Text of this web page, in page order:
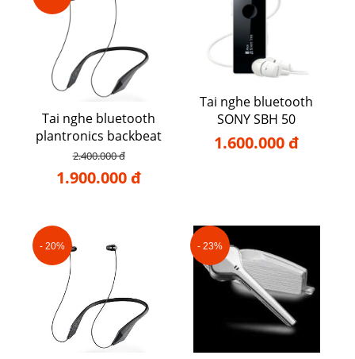
Tai nghe bluetooth
plantronics backbeat
105
2.400.000 đ
1.900.000 đ
Tai nghe bluetooth
SONY SBH 50
1.600.000 đ
- 20% - 23%